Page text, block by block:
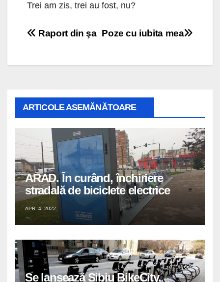
Trei am zis, trei au fost, nu?
Navigare
Poze cu iubita mea
Raport din şa
ARTICOLE ASEMĂNĂTOARE
ARAD. În curând, închiriere
stradală de biciclete electrice
APR. 4, 2022
Se lansează Sibiu BikeCity,